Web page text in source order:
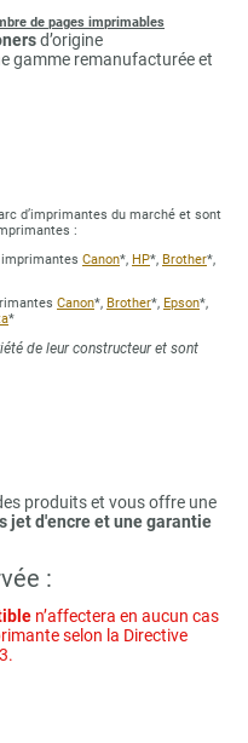
de pages imprimables
d’origine
gamme remanufacturée et
d’imprimantes du marché et sont
:
Canon*, HP*, Brother*,
Canon*, Brother*, Epson*,
*
de leur constructeur et sont
produits et vous offre une
jet d'encre et une garantie
:
n’affectera en aucun cas
selon la Directive